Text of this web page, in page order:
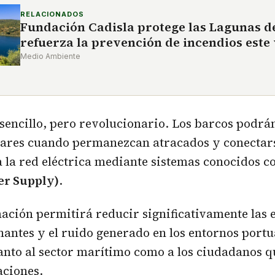
RELACIONADOS
Fundación Cadisla protege las Lagunas
refuerza la prevención de incendios este
Medio Ambiente
pero revolucionario. Los barcos
cuando permanezcan atracados y
la red eléctrica mediante sistemas conocidos
Supply).
permitirá reducir significativamente las
y el ruido generado en los entornos
al sector marítimo como a los ciudadanos